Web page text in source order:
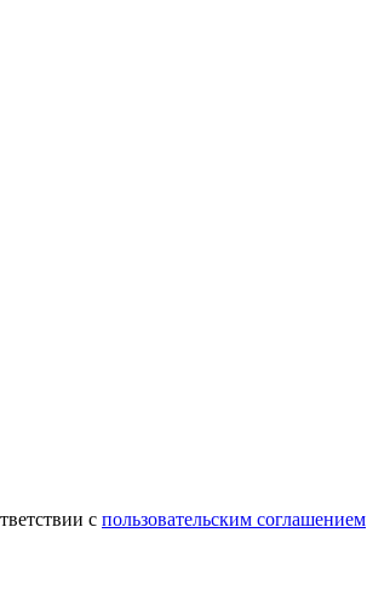
с пользовательским соглашением